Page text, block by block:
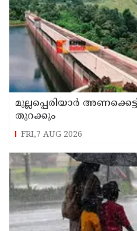
മുല്ലപ്പെരിയാർ
തുറക്കും
FRI,7 AUG 2026